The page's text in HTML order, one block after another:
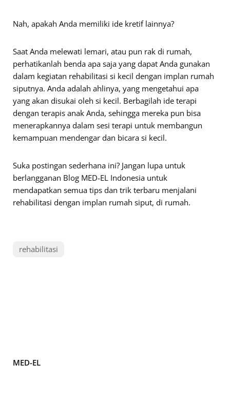
Nah, apakah Anda memiliki ide kretif lainnya?
Saat Anda melewati lemari, atau pun rak di rumah,
perhatikanlah benda apa saja yang dapat Anda gunakan
dalam kegiatan rehabilitasi si kecil dengan implan rumah
siputnya. Anda adalah ahlinya, yang mengetahui apa
yang akan disukai oleh si kecil. Berbagilah ide terapi
dengan terapis anak Anda, sehingga mereka pun bisa
menerapkannya dalam sesi terapi untuk membangun
kemampuan mendengar dan bicara si kecil.
Suka postingan sederhana ini? Jangan lupa untuk
berlangganan Blog MED-EL Indonesia untuk
mendapatkan semua tips dan trik terbaru menjalani
rehabilitasi dengan implan rumah siput, di rumah.
rehabilitasi
MED-EL